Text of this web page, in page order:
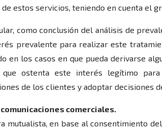
de estos servicios, teniendo en cuenta el
como conclusión del análisis de
prevalente para realizar este
en los casos en que pueda derivarse
que ostenta este interés legítimo
de los clientes y adoptar decisiones
comerciales.
mutualista, en base al consentimiento